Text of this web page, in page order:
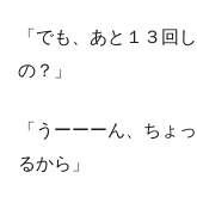
「でも、あと１３回
の？」
「うーーーん、ちょ
るから」